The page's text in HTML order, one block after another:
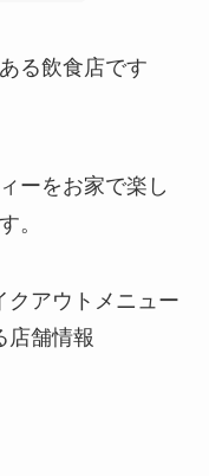
る飲食店です
ーをお家で楽し
。
クアウトメニュー
店舗情報